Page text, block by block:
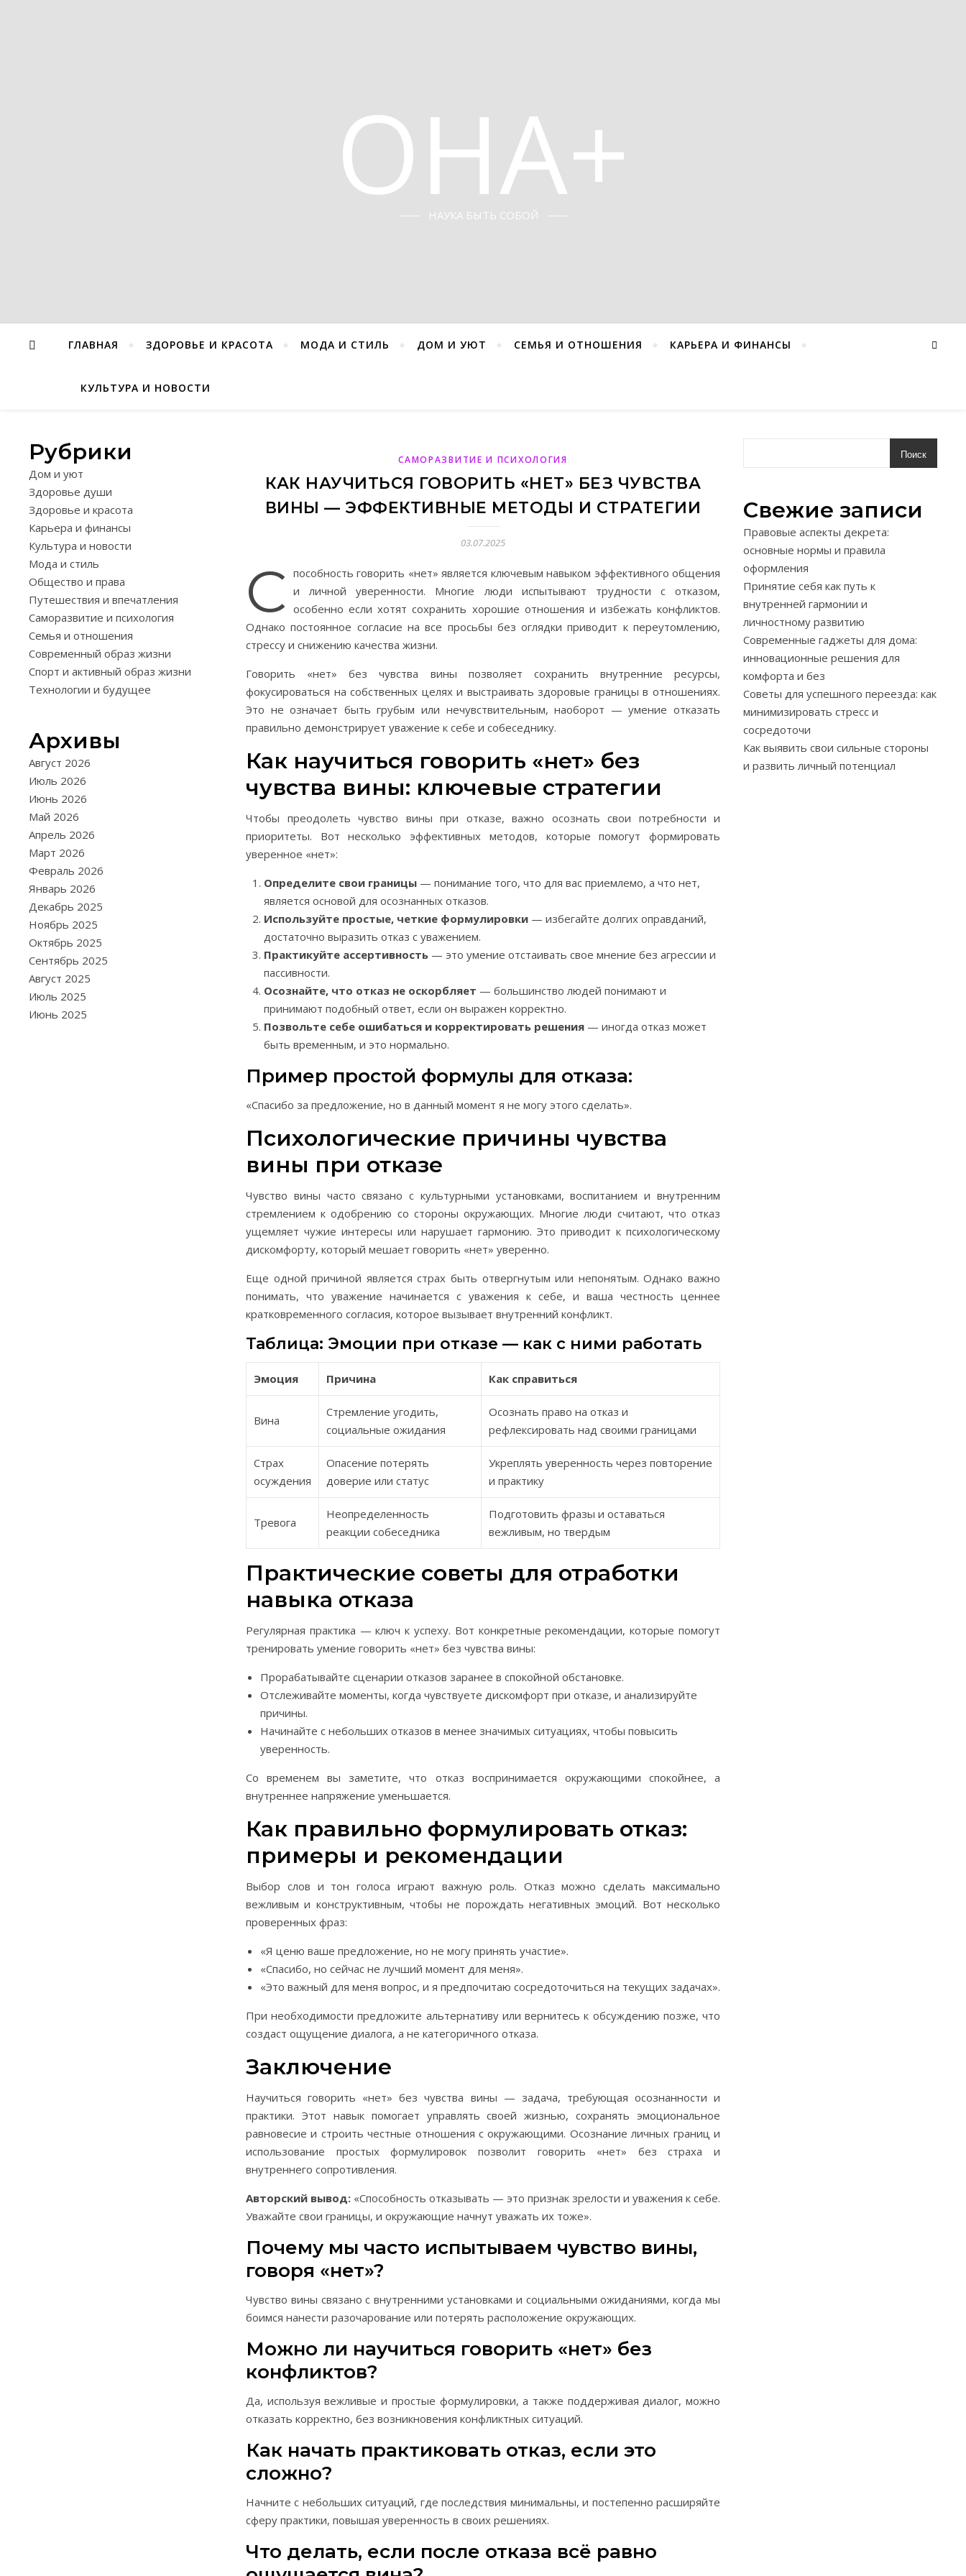
ОНА+
НАУКА БЫТЬ СОБОЙ
ГЛАВНАЯ ЗДОРОВЬЕ И КРАСОТА МОДА И СТИЛЬ ДОМ И УЮТ СЕМЬЯ И ОТНОШЕНИЯ КАРЬЕРА И ФИНАНСЫ
КУЛЬТУРА И НОВОСТИ
Рубрики
Дом и уют
Здоровье души
Здоровье и красота
Карьера и финансы
Культура и новости
Мода и стиль
Общество и права
Путешествия и впечатления
Саморазвитие и психология
Семья и отношения
Современный образ жизни
Спорт и активный образ жизни
Технологии и будущее
Архивы
Август 2026
Июль 2026
Июнь 2026
Май 2026
Апрель 2026
Март 2026
Февраль 2026
Январь 2026
Декабрь 2025
Ноябрь 2025
Октябрь 2025
Сентябрь 2025
Август 2025
Июль 2025
Июнь 2025
САМОРАЗВИТИЕ И ПСИХОЛОГИЯ
КАК НАУЧИТЬСЯ ГОВОРИТЬ «НЕТ» БЕЗ ЧУВСТВА
ВИНЫ — ЭФФЕКТИВНЫЕ МЕТОДЫ И СТРАТЕГИИ
03.07.2025
С пособность говорить «нет» является ключевым навыком эффективного общения
и личной уверенности. Многие люди испытывают трудности с отказом,
особенно если хотят сохранить хорошие отношения и избежать конфликтов.
Однако постоянное согласие на все просьбы без оглядки приводит к переутомлению,
стрессу и снижению качества жизни.
Говорить «нет» без чувства вины позволяет сохранить внутренние ресурсы,
фокусироваться на собственных целях и выстраивать здоровые границы в отношениях.
Это не означает быть грубым или нечувствительным, наоборот — умение отказать
правильно демонстрирует уважение к себе и собеседнику.
Как научиться говорить «нет» без
чувства вины: ключевые стратегии
Чтобы преодолеть чувство вины при отказе, важно осознать свои потребности и
приоритеты. Вот несколько эффективных методов, которые помогут формировать
уверенное «нет»:
Определите свои границы — понимание того, что для вас приемлемо, а что нет,
является основой для осознанных отказов.
Используйте простые, четкие формулировки — избегайте долгих оправданий,
достаточно выразить отказ с уважением.
Практикуйте ассертивность — это умение отстаивать свое мнение без агрессии и
пассивности.
Осознайте, что отказ не оскорбляет — большинство людей понимают и
принимают подобный ответ, если он выражен корректно.
Позвольте себе ошибаться и корректировать решения — иногда отказ может
быть временным, и это нормально.
Пример простой формулы для отказа:
«Спасибо за предложение, но в данный момент я не могу этого сделать».
Психологические причины чувства
вины при отказе
Чувство вины часто связано с культурными установками, воспитанием и внутренним
стремлением к одобрению со стороны окружающих. Многие люди считают, что отказ
ущемляет чужие интересы или нарушает гармонию. Это приводит к психологическому
дискомфорту, который мешает говорить «нет» уверенно.
Еще одной причиной является страх быть отвергнутым или непонятым. Однако важно
понимать, что уважение начинается с уважения к себе, и ваша честность ценнее
кратковременного согласия, которое вызывает внутренний конфликт.
Таблица: Эмоции при отказе — как с ними работать
Эмоция Причина Как справиться
Вина
Стремление угодить,
социальные ожидания
Осознать право на отказ и
рефлексировать над своими границами
Страх
осуждения
Опасение потерять
доверие или статус
Укреплять уверенность через повторение
и практику
Тревога
Неопределенность
реакции собеседника
Подготовить фразы и оставаться
вежливым, но твердым
Практические советы для отработки
навыка отказа
Регулярная практика — ключ к успеху. Вот конкретные рекомендации, которые помогут
тренировать умение говорить «нет» без чувства вины:
Прорабатывайте сценарии отказов заранее в спокойной обстановке.
Отслеживайте моменты, когда чувствуете дискомфорт при отказе, и анализируйте
причины.
Начинайте с небольших отказов в менее значимых ситуациях, чтобы повысить
уверенность.
Со временем вы заметите, что отказ воспринимается окружающими спокойнее, а
внутреннее напряжение уменьшается.
Как правильно формулировать отказ:
примеры и рекомендации
Выбор слов и тон голоса играют важную роль. Отказ можно сделать максимально
вежливым и конструктивным, чтобы не порождать негативных эмоций. Вот несколько
проверенных фраз:
«Я ценю ваше предложение, но не могу принять участие».
«Спасибо, но сейчас не лучший момент для меня».
«Это важный для меня вопрос, и я предпочитаю сосредоточиться на текущих задачах».
При необходимости предложите альтернативу или вернитесь к обсуждению позже, что
создаст ощущение диалога, а не категоричного отказа.
Заключение
Научиться говорить «нет» без чувства вины — задача, требующая осознанности и
практики. Этот навык помогает управлять своей жизнью, сохранять эмоциональное
равновесие и строить честные отношения с окружающими. Осознание личных границ и
использование простых формулировок позволит говорить «нет» без страха и
внутреннего сопротивления.
Авторский вывод: «Способность отказывать — это признак зрелости и уважения к себе.
Уважайте свои границы, и окружающие начнут уважать их тоже».
Почему мы часто испытываем чувство вины,
говоря «нет»?
Чувство вины связано с внутренними установками и социальными ожиданиями, когда мы
боимся нанести разочарование или потерять расположение окружающих.
Можно ли научиться говорить «нет» без
конфликтов?
Да, используя вежливые и простые формулировки, а также поддерживая диалог, можно
отказать корректно, без возникновения конфликтных ситуаций.
Как начать практиковать отказ, если это
сложно?
Начните с небольших ситуаций, где последствия минимальны, и постепенно расширяйте
сферу практики, повышая уверенность в своих решениях.
Что делать, если после отказа всё равно
Поиск
Свежие записи
Правовые аспекты декрета:
основные нормы и правила
оформления
Принятие себя как путь к
внутренней гармонии и
личностному развитию
Современные гаджеты для дома:
инновационные решения для
комфорта и без
Советы для успешного переезда: как
минимизировать стресс и
сосредоточи
Как выявить свои сильные стороны
и развить личный потенциал